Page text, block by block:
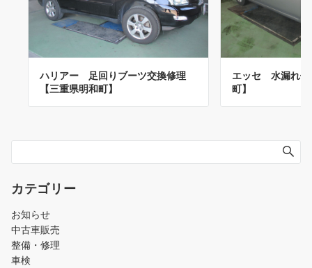
ハリアー 足回りブーツ交換修理
【三重県明和町】
エッセ 水漏れ
町】
カテゴリー
お知らせ
中古車販売
整備・修理
車検